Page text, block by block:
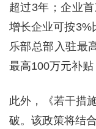
超过3年；企业
增长企业可按3%
乐部总部入驻最
最高100万元补贴
此外，《若干措
破。该政策将结